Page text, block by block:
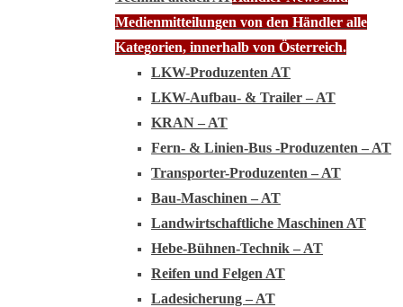
Medienmitteilungen von den Händler alle
Kategorien, innerhalb von Österreich.
LKW-Produzenten AT
LKW-Aufbau- & Trailer – AT
KRAN – AT
Fern- & Linien-Bus -Produzenten – AT
Transporter-Produzenten – AT
Bau-Maschinen – AT
Landwirtschaftliche Maschinen AT
Hebe-Bühnen-Technik – AT
Reifen und Felgen AT
Ladesicherung – AT